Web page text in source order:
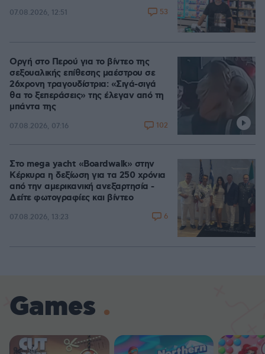
07.08.2026, 12:51 53
Οργή στο Περού για το βίντεο της
σεξουαλικής επίθεσης μαέστρου σε
26χρονη τραγουδίστρια: «Σιγά-σιγά
θα το ξεπεράσεις» της έλεγαν από τη
μπάντα της
07.08.2026, 07:16 102
Στο mega yacht «Boardwalk» στην
Κέρκυρα η δεξίωση για τα 250 χρόνια
από την αμερικανική ανεξαρτησία -
Δείτε φωτογραφίες και βίντεο
07.08.2026, 13:23 6
Games